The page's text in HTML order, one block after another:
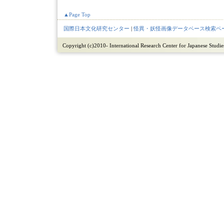
▲Page Top
国際日本文化研究センター |怪異・妖怪画像データベース検索ペ
Copyright (c)2010- International Research Center for Japanese